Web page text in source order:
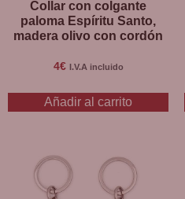
Collar con colgante
paloma Espíritu Santo,
madera olivo con cordón
4€ I.V.A incluido
Añadir al carrito